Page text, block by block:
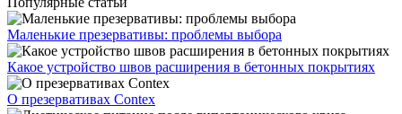
Маленькие презервативы: проблемы выбора
Какое устройство швов расширения в бетонных покрытиях
О презервативах Contex